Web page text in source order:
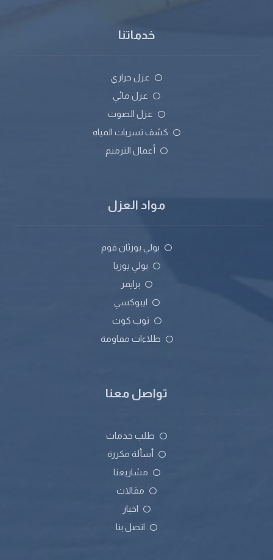
خدماتنا
عزل حراري
عزل مائي
عزل الصوت
كشف تسربات المياه
أعمال الترميم
مواد العزل
بولي يورثان فوم
بولي يوريا
برايمر
ايبوكسي
توب كوت
طلاءات مقاومة
تواصل معنا
طلب خدمات
أسألة مكررة
مشاريعنا
مقالات
اخبار
اتصل بنا